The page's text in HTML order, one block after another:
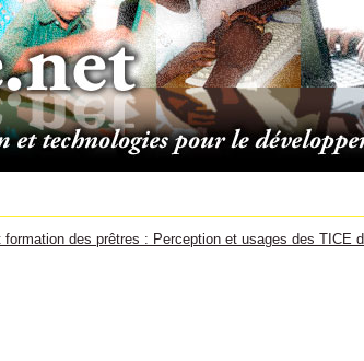
des prêtres : Perception et usages des TICE